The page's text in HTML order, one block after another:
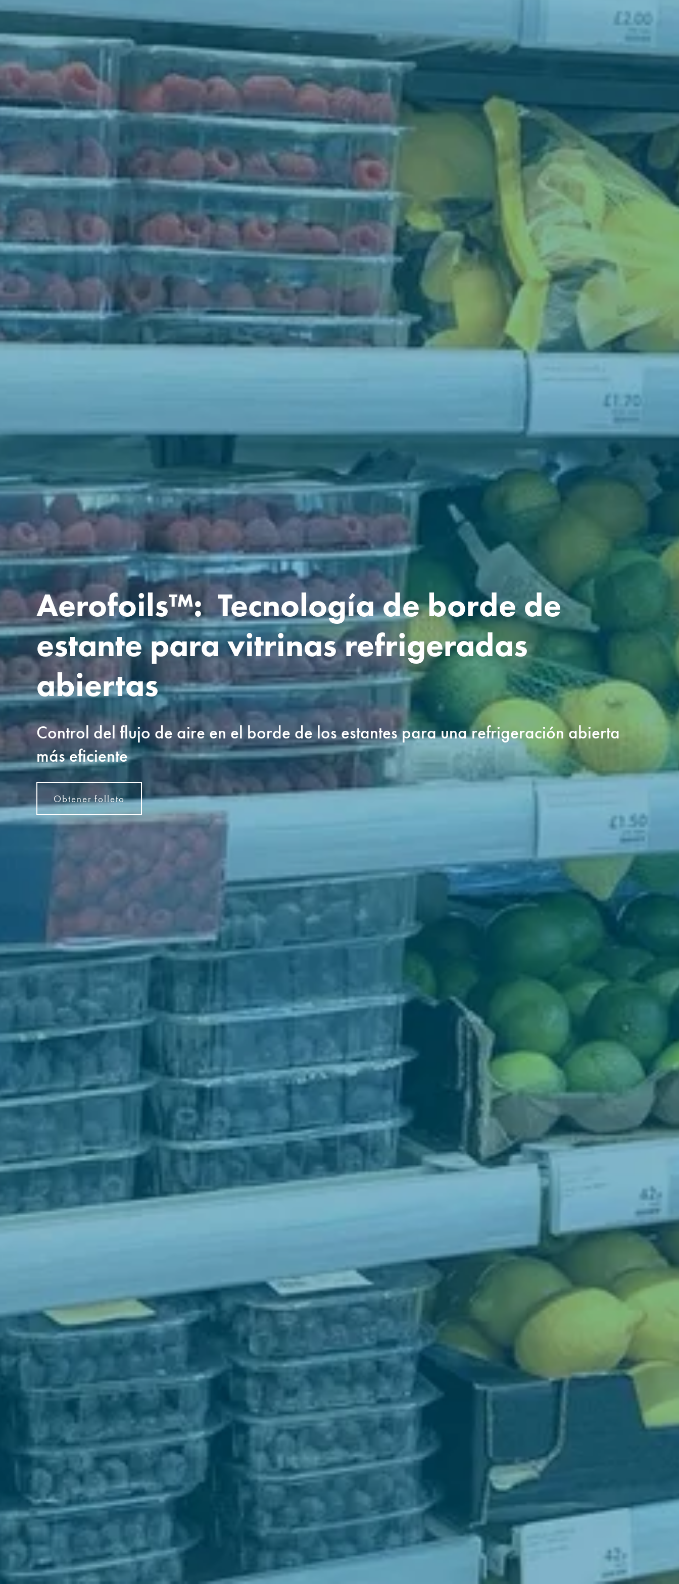
Aerofoils™:  Tecnología de borde de
estante para vitrinas refrigeradas
abiertas
Control del flujo de aire en el borde de los estantes para una refrigeración abierta
más eficiente
Obtener folleto